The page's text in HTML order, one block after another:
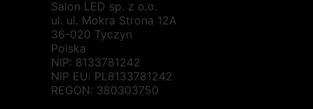
Salon LED sp. z o.o.
ul. ul. Mokra Strona 12A
36-020 Tyczyn
Polska
NIP: 8133781242
NIP EU: PL8133781242
REGON: 380303750